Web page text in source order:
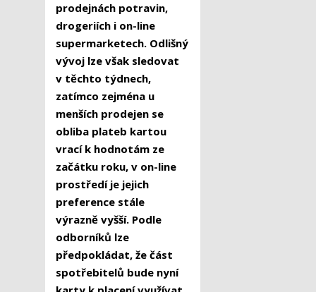
prodejnách potravin,
drogeriích i on-line
supermarketech. Odlišný
vývoj lze však sledovat
v těchto týdnech,
zatímco zejména u
menších prodejen se
obliba plateb kartou
vrací k hodnotám ze
začátku roku, v on-line
prostředí je jejich
preference stále
výrazně vyšší. Podle
odborníků lze
předpokládat, že část
spotřebitelů bude nyní